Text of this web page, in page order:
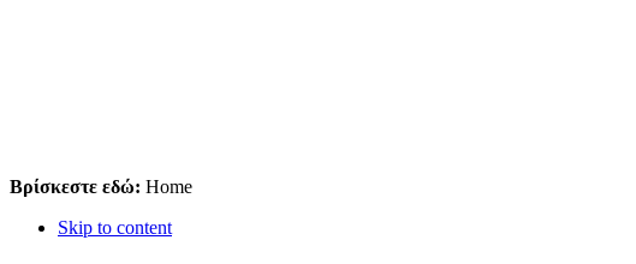
Βρίσκεστε εδώ: Home
Skip to content